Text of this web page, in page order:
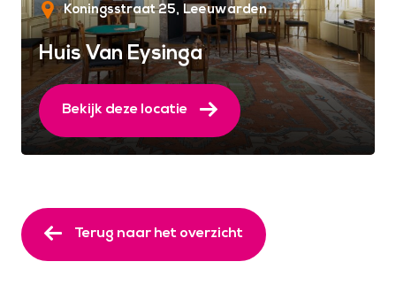
Koningsstraat 25 Leeuwarden
Huis Van Eysinga
Bekijk deze locatie
Terug naar het overzicht